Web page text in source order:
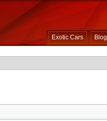
Exotic Cars Blog